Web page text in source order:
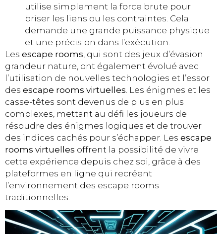
utilise simplement la force brute pour
briser les liens ou les contraintes. Cela
demande une grande puissance physique
et une précision dans l’exécution.
Les escape rooms , qui sont des jeux d’évasion
grandeur nature, ont également évolué avec
l’utilisation de nouvelles technologies et l’essor
des escape rooms virtuelles . Les énigmes et les
casse-têtes sont devenus de plus en plus
complexes, mettant au défi les joueurs de
résoudre des énigmes logiques et de trouver
des indices cachés pour s’échapper. Les escape
rooms virtuelles offrent la possibilité de vivre
cette expérience depuis chez soi, grâce à des
plateformes en ligne qui recréent
l’environnement des escape rooms
traditionnelles.